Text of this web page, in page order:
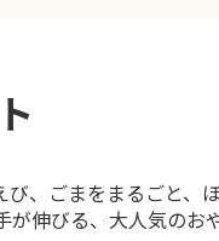
、ごまをまるごと、
伸びる、大人気のおや